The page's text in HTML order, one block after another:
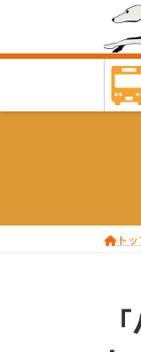
テ
へ
ゲ
ョ
ト